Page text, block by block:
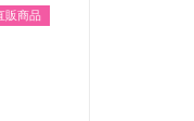
販商品